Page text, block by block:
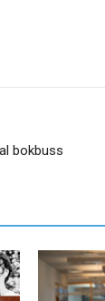
bokbuss